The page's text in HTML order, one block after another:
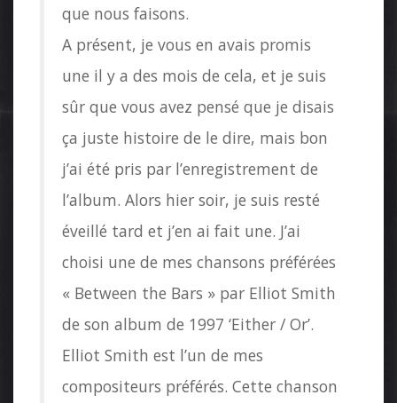
que nous faisons.
A présent, je vous en avais promis
une il y a des mois de cela, et je suis
sûr que vous avez pensé que je disais
ça juste histoire de le dire, mais bon
j’ai été pris par l’enregistrement de
l’album. Alors hier soir, je suis resté
éveillé tard et j’en ai fait une. J’ai
choisi une de mes chansons préférées
« Between the Bars » par Elliot Smith
de son album de 1997 ‘Either / Or’.
Elliot Smith est l’un de mes
compositeurs préférés. Cette chanson